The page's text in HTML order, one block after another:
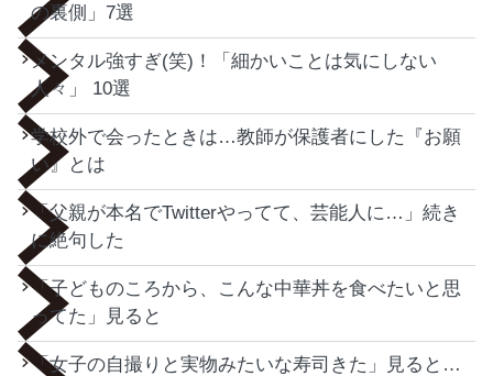
の裏側」7選
メンタル強すぎ(笑)！「細かいことは気にしない
人々」 10選
学校外で会ったときは…教師が保護者にした『お願
い』とは
「父親が本名でTwitterやってて、芸能人に…」続き
に絶句した
「子どものころから、こんな中華丼を食べたいと思
ってた」見ると
「女子の自撮りと実物みたいな寿司きた」見ると…